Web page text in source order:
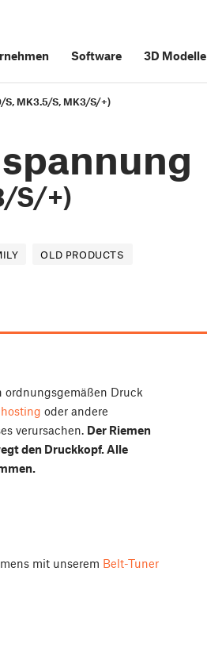
Software 3D Modelle
S, MK3.5/S, MK3/S/+)
S/+)
OLD PRODUCTS
ordnungsgemäßen Druck
oder andere
verursachen. Der Riemen
den Druckkopf. Alle
mit unserem Belt-Tuner